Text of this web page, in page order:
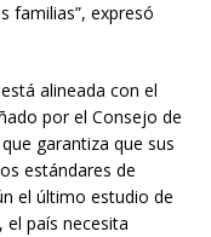
familias”, expresó
alineada con el
por el Consejo de
garantiza que sus
estándares de
el último estudio de
el país necesita